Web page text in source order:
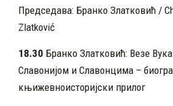
Председава: Бранко Златковић /
Zlatković
18.30 Бранко Златковић: Везе
Славонијом и Славонцима –
књижевноисторијски прилог